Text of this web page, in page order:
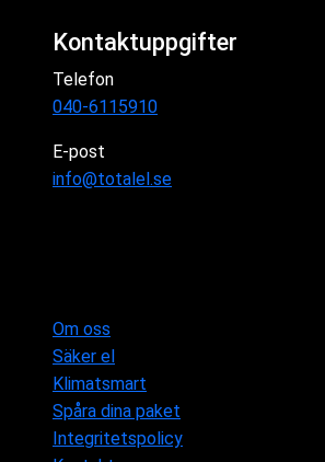
Kontaktuppgifter
Telefon
040-6115910
E-post
info@totalel.se
Om oss
Säker el
Klimatsmart
Spåra dina paket
Integritetspolicy